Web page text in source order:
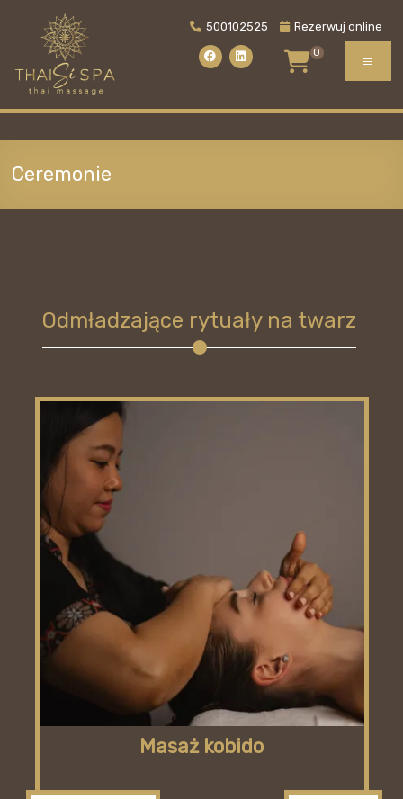
content
ThaiSiSPA
Gliwice
500102525 Rezerwuj online
0
Ceremonie
Odmładzające rytuały na twarz
Masaż kobido